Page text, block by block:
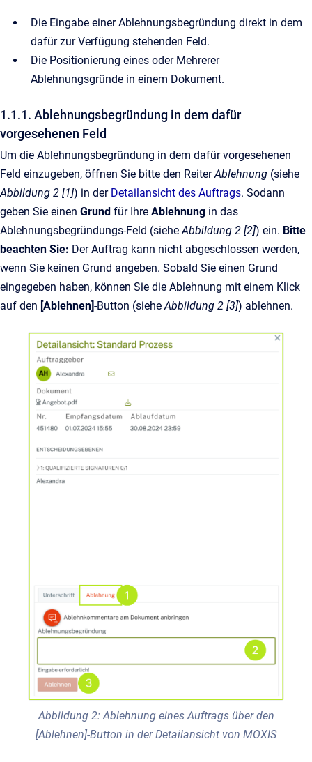
Die Eingabe einer Ablehnungsbegründung direkt in dem
dafür zur Verfügung stehenden Feld.
Die Positionierung eines oder Mehrerer
Ablehnungsgründe in einem Dokument.
1.1.1. Ablehnungsbegründung in dem dafür
vorgesehenen Feld
Um die Ablehnungsbegründung in dem dafür vorgesehenen
Feld einzugeben, öffnen Sie bitte den ReiterAblehnung (siehe
Abbildung 2 [1]) in derDetailansicht des Auftrags. Sodann
geben Sie einen Grund für Ihre Ablehnung in das
Ablehnungsbegründungs-Feld (sieheAbbildung 2 [2]) ein. Bitte
beachten Sie: Der Auftrag kann nicht abgeschlossen werden,
wenn Sie keinen Grund angeben. Sobald Sie einen Grund
eingegeben haben, können Sie die Ablehnung mit einem Klick
auf den [Ablehnen]-Button (sieheAbbildung 2 [3]) ablehnen.
Abbildung 2: Ablehnung eines Auftrags über den
[Ablehnen]-Button in der Detailansicht von MOXIS